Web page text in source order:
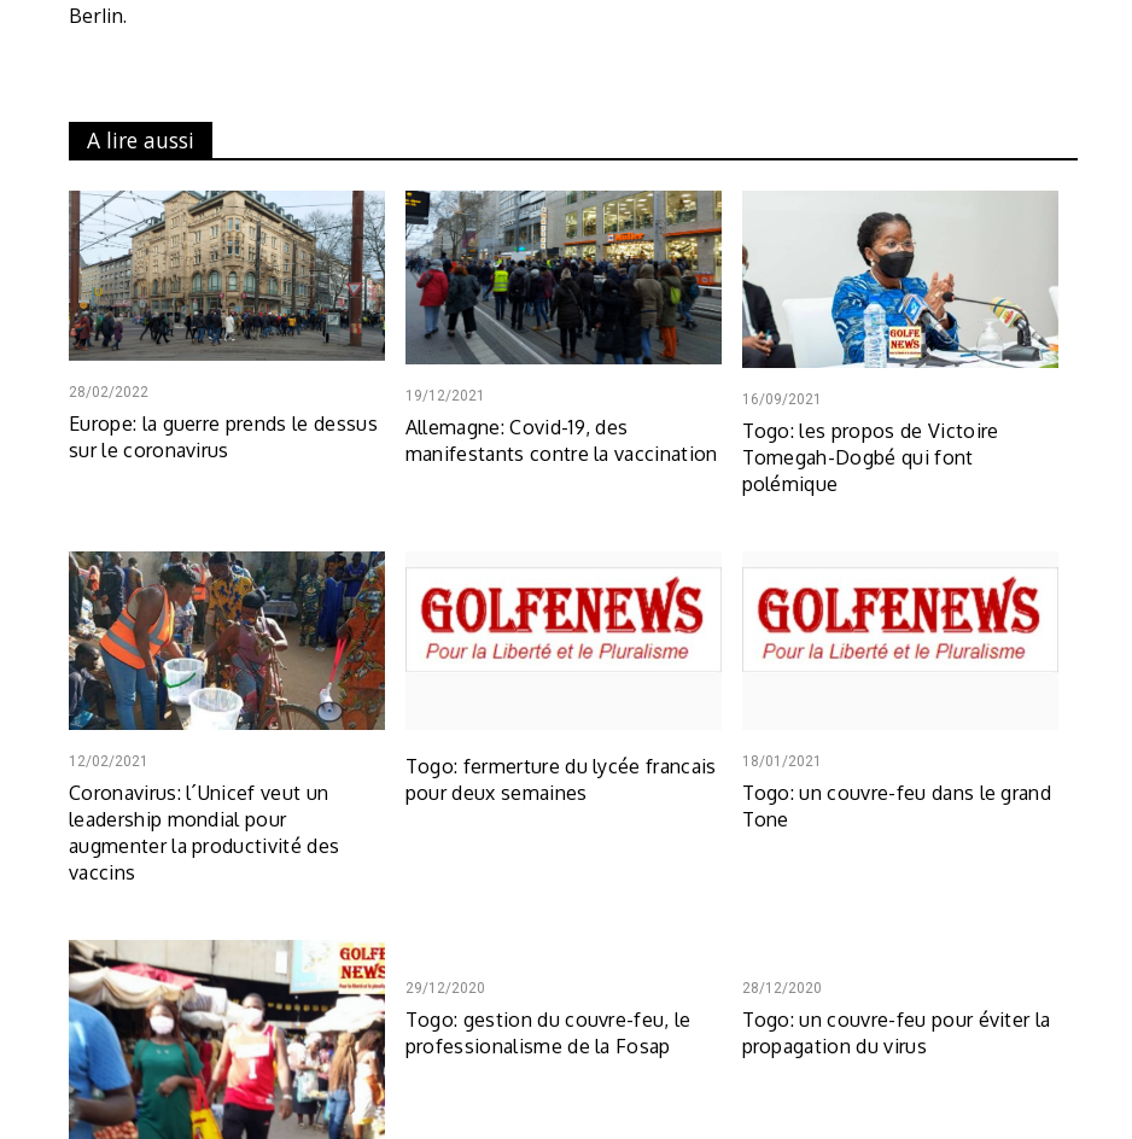
Berlin.
A lire aussi
28/02/2022
Europe: la guerre prends le dessus
sur le coronavirus
19/12/2021
Allemagne: Covid-19, des
manifestants contre la vaccination
16/09/2021
Togo: les propos de Victoire
Tomegah-Dogbé qui font
polémique
12/02/2021
Coronavirus: l´Unicef veut un
leadership mondial pour
augmenter la productivité des
vaccins
Togo: fermerture du lycée francais
pour deux semaines
18/01/2021
Togo: un couvre-feu dans le grand
Tone
29/12/2020
Togo: gestion du couvre-feu, le
professionalisme de la Fosap
28/12/2020
Togo: un couvre-feu pour éviter la
propagation du virus